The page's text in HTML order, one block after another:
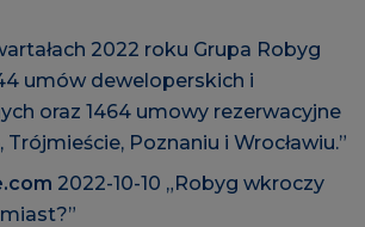
2022 roku Grupa Robyg
umów deweloperskich i
oraz 1464 umowy rezerwacyjne
Poznaniu i Wrocławiu.”
2022-10-10 „Robyg wkroczy